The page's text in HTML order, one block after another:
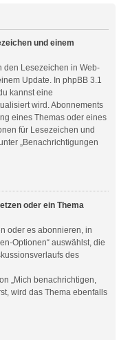
und einem
den Lesezeichen in Web-
Update. In phpBB 3.1
kannst eine
wird. Abonnements
eines Themas oder eines
für Lesezeichen und
„Benachrichtigungen
oder ein Thema
oder es abonnieren, in
Optionen“ auswählst, die
des
„Mich benachrichtigen,
wird das Thema ebenfalls